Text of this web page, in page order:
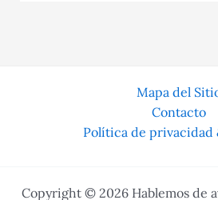
Mapa del
Contacto
Política de privacidad
Copyright © 2026 Hablemos de